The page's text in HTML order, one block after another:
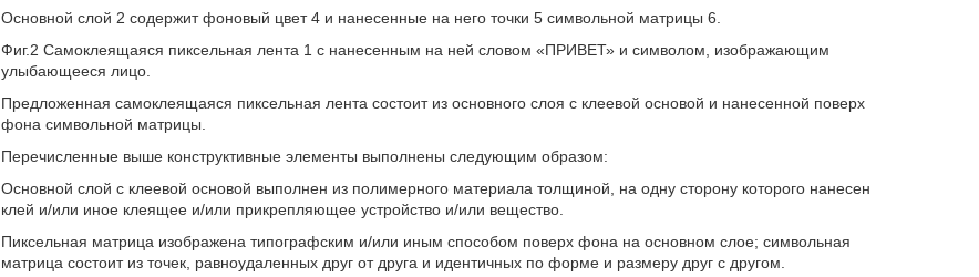
Основной слой 2 содержит фоновый цвет 4 и нанесенные на него точки 5 символьной матрицы 6.
Фиг.2 Самоклеящаяся пиксельная лента 1 с нанесенным на ней словом «ПРИВЕТ» и символом, изображающим
улыбающееся лицо.
Предложенная самоклеящаяся пиксельная лента состоит из основного слоя с клеевой основой и нанесенной поверх
фона символьной матрицы.
Перечисленные выше конструктивные элементы выполнены следующим образом:
Основной слой с клеевой основой выполнен из полимерного материала толщиной, на одну сторону которого нанесен
клей и/или иное клеящее и/или прикрепляющее устройство и/или вещество.
Пиксельная матрица изображена типографским и/или иным способом поверх фона на основном слое; символьная
матрица состоит из точек, равноудаленных друг от друга и идентичных по форме и размеру друг с другом.